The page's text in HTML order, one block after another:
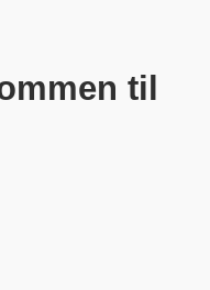
til